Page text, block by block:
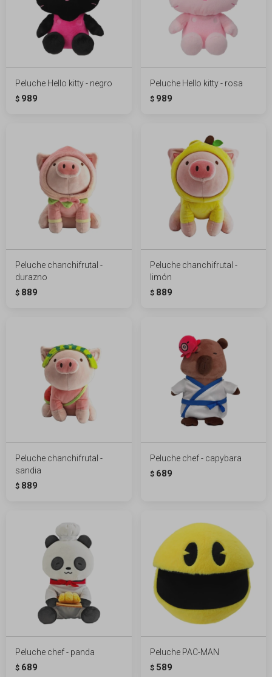
Peluche Hello kitty - negro
$ 989
Peluche Hello kitty - rosa
$ 989
Peluche chanchifrutal -
durazno
$ 889
Peluche chanchifrutal -
limón
$ 889
Peluche chanchifrutal -
sandia
$ 889
Peluche chef - capybara
$ 689
Peluche chef - panda
$ 689
Peluche PAC-MAN
$ 589